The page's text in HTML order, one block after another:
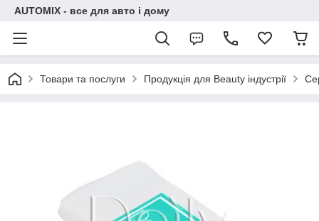
AUTOMIX - все для авто і дому
Товари та послуги Продукція для Beauty індустрії